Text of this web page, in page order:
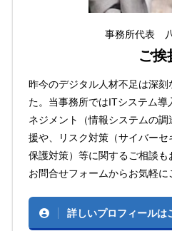
事務所代表
ご挨
昨今のデジタル人材不足は深
た。当事務所ではITシステム
ネジメント（情報システムの
援や、リスク対策（サイバー
保護対策）等に関するご相談も
お問合せフォームからお気軽に
詳しいプロフィールは